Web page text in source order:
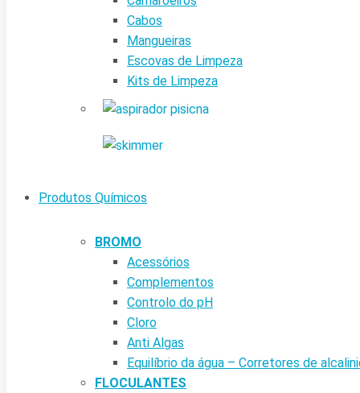
Cabos
Mangueiras
Escovas de Limpeza
Kits de Limpeza
Produtos Químicos
BROMO
Acessórios
Complementos
Controlo do pH
Cloro
Anti Algas
Equilíbrio da água – Corretores de
FLOCULANTES